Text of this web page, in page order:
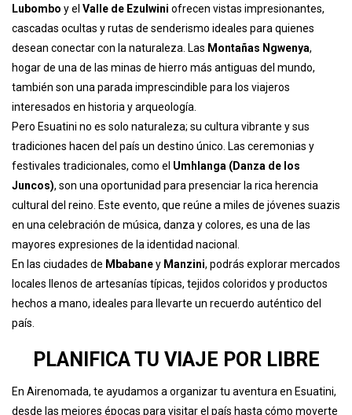
Lubombo y el Valle de Ezulwini ofrecen vistas impresionantes,
cascadas ocultas y rutas de senderismo ideales para quienes
desean conectar con la naturaleza. Las Montañas Ngwenya,
hogar de una de las minas de hierro más antiguas del mundo,
también son una parada imprescindible para los viajeros
interesados en historia y arqueología.
Pero Esuatini no es solo naturaleza; su cultura vibrante y sus
tradiciones hacen del país un destino único. Las ceremonias y
festivales tradicionales, como el Umhlanga (Danza de los
Juncos), son una oportunidad para presenciar la rica herencia
cultural del reino. Este evento, que reúne a miles de jóvenes suazis
en una celebración de música, danza y colores, es una de las
mayores expresiones de la identidad nacional.
En las ciudades de Mbabaney Manzini, podrás explorar mercados
locales llenos de artesanías típicas, tejidos coloridos y productos
hechos a mano, ideales para llevarte un recuerdo auténtico del
país.
PLANIFICA TU VIAJE POR LIBRE
En Airenomada, te ayudamos a organizar tu aventura en Esuatini,
desde las mejores épocas para visitar el país hasta cómo moverte